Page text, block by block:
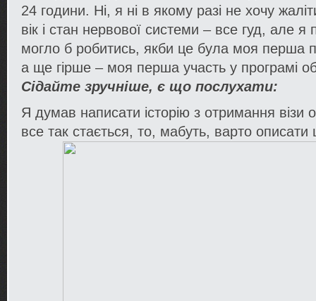
24 години. Ні, я ні в якому разі не хочу
вік і стан нервової системи – все гуд, але
могло б робитись, якби це була моя перша
а ще гірше – моя перша участь у програмі
Сідайте зручніше, є що послухати:
Я думав написати історію з отримання візи
все так стається, то, мабуть, варто